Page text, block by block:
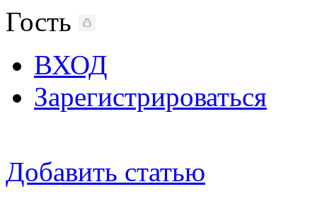
Гость
ВХОД
Зарегистрироваться
Добавить статью